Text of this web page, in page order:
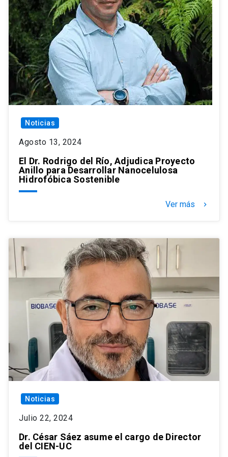
Noticias
Agosto 13, 2024
El Dr. Rodrigo del Río, Adjudica Proyecto
Anillo para Desarrollar Nanocelulosa
Hidrofóbica Sostenible
Ver más keyboard_arrow_right
Noticias
Julio 22, 2024
Dr. César Sáez asume el cargo de Director
del CIEN-UC